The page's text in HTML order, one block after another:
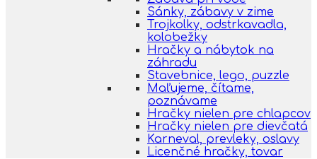
Sánky, zábavy v zime
Trojkolky, odstrkavadla,
kolobežky
Hračky a nábytok na
záhradu
Stavebnice, lego, puzzle
Maľujeme, čítame,
poznávame
Hračky nielen pre chlapcov
Hračky nielen pre dievčatá
Karneval, prevleky, oslavy
Licenčné hračky, tovar